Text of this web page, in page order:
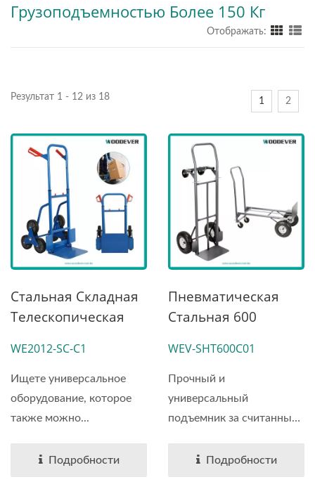
Грузоподъемностью Более 150 Кг
Отображать:
Результат 1 - 12 из 18 1 2
Стальная Складная
Телескопическая
Тележка С
Полозьями.
WE2012-SC-C1
Ищете универсальное
оборудование, которое
также можно...
Подробности
Пневматическая
Стальная 600
Складная Ручная
Тележка.
WEV-SHT600C01
Прочный и
универсальный
подъемник за считанные
Подробности